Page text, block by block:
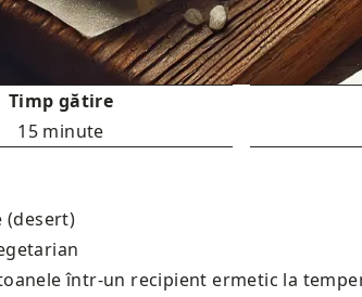
Timp gătire
15 minute
(desert)
într-un recipient ermetic la